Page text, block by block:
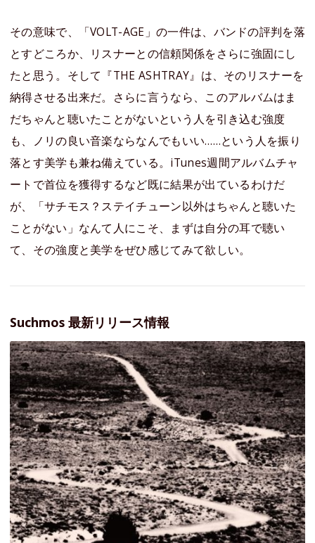
その意味で、「VOLT-AGE」の一件は、バンドの評判を落
とすどころか、リスナーとの信頼関係をさらに強固にし
たと思う。そして『THE ASHTRAY』は、そのリスナーを
納得させる出来だ。さらに言うなら、このアルバムはま
だちゃんと聴いたことがないという人を引き込む強度
も、ノリの良い音楽ならなんでもいい……という人を振り
落とす美学も兼ね備えている。iTunes週間アルバムチャ
ートで首位を獲得するなど既に結果が出ているわけだ
が、「サチモス？ステイチューン以外はちゃんと聴いた
ことがない」なんて人にこそ、まずは自分の耳で聴い
て、その強度と美学をぜひ感じてみて欲しい。
Suchmos 最新リリース情報